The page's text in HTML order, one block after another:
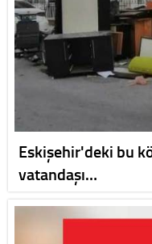
Eskişehir'deki bu
vatandaşı…